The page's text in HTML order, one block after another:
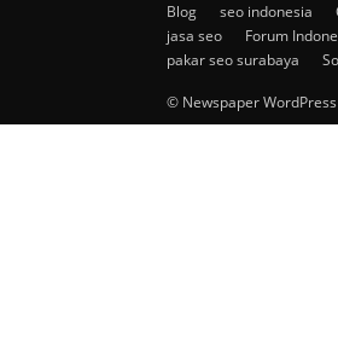
Blog seo indonesia
jasa seo
Forum
pakar seo surabaya
© Newspaper